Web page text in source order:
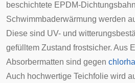
beschichtete EPDM-
Schwimmbaderwärmung werden
Diese sind UV- und
gefülltem Zustand frostsicher. Aus
Absorbermatten sind gegen
Auch hochwertige Teichfolie wird